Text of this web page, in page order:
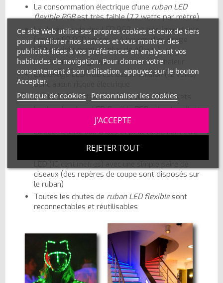
La consommation électrique d'une ruban LED
flexible RGBest très faible (7,2 watts par mètre)
La durée de vie des LED RGB est très importante
(jusqu'à 60 000 heures = 4 heures d'éclairage
LED par jour pendant plus de 40 ans)
La LED ne dégage quasiment aucune chaleur
L'éclairage LED RGBest basse tension (12 volts)
donc aucun risque électrique
Les LED n'émettent pas de rayons ultraviolets
Le dos du rubanLED flexible RGBest autocollant
(3M) et facilite grandement la pose
La LED résiste aux chocs et peut facilement être
LED flexible est sécable toutes les trois
ciseaux (des repères de coupe sont disposés sur
le ruban)
Toutes les chutes de ruban LED flexiblesont
reconnectables et réutilisables
Ce site Web utilise ses propres cookies et ceux de tiers
pour améliorer nos services et vous montrer des
publicités liées à vos préférences en analysant vos
habitudes de navigation. Pour donner votre
consentement à son utilisation, appuyez sur le bouton
Accepter.
Politique de cookies Personnaliser les cookies
REJETER TOUT
J'ACCEPTE